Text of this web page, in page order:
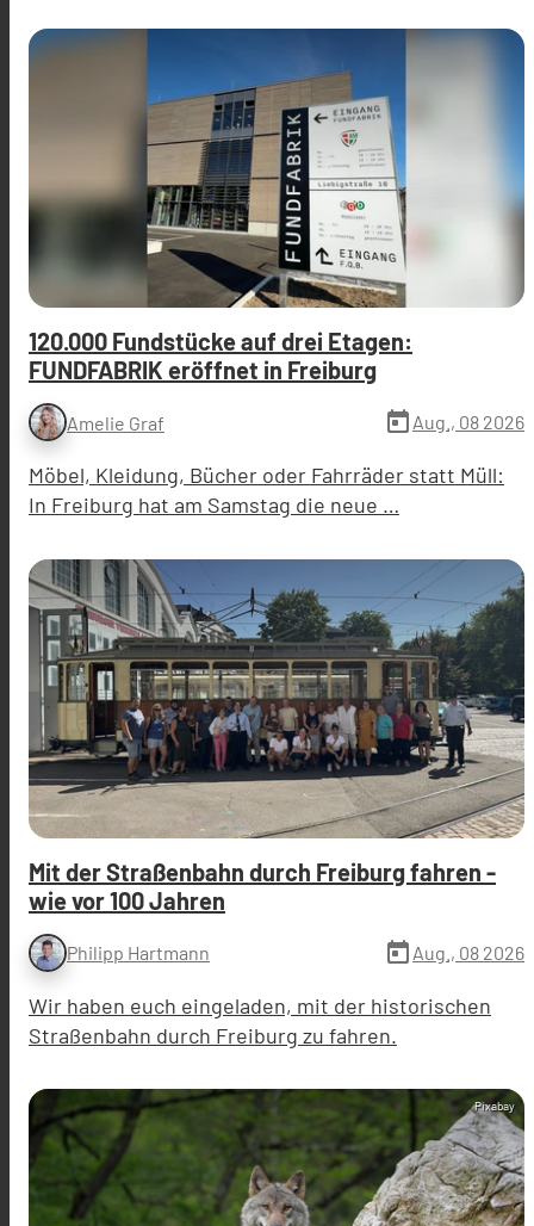
120.000 Fundstücke auf drei Etagen:
FUNDFABRIK eröffnet in Freiburg
Amelie Graf today Aug., 08 2026
Möbel, Kleidung, Bücher oder Fahrräder statt Müll:
In Freiburg hat am Samstag die neue …
Mit der Straßenbahn durch Freiburg fahren -
wie vor 100 Jahren
Philipp Hartmann today Aug., 08 2026
Wir haben euch eingeladen, mit der historischen
Straßenbahn durch Freiburg zu fahren.
Pixabay